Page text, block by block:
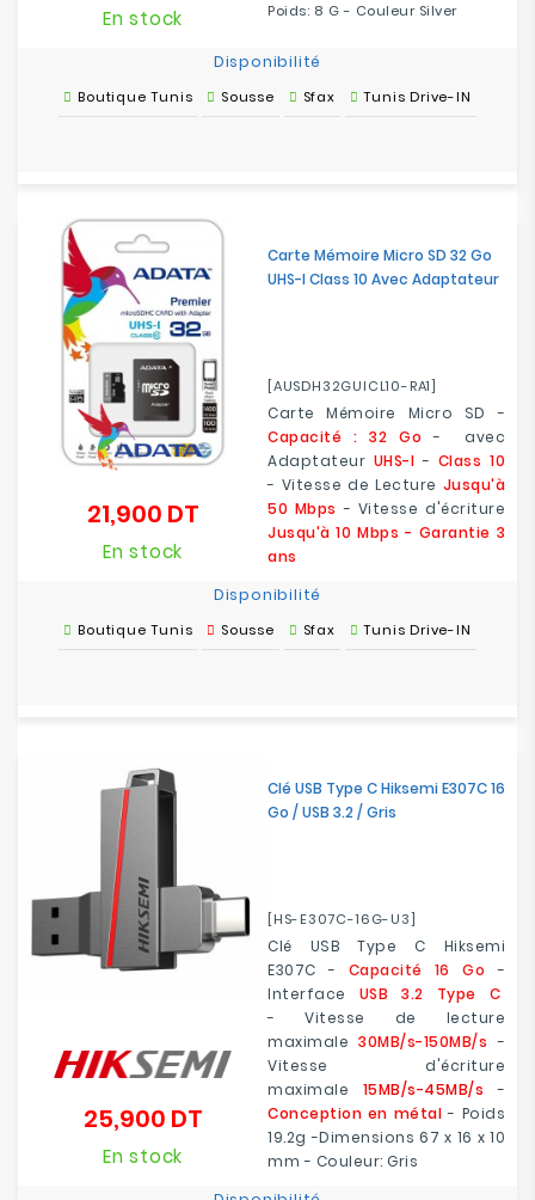
Poids: 8 G - Couleur Silver
En stock
Disponibilité
Boutique Tunis Sousse Sfax Tunis Drive-IN
Carte Mémoire Micro SD 32 Go
UHS-I Class 10 Avec Adaptateur
[AUSDH32GUICL10-RA1]
Carte Mémoire Micro SD -
Capacité : 32 Go - avec
Adaptateur UHS-I - Class 10
- Vitesse de Lecture Jusqu'à
50 Mbps - Vitesse d'écriture
Jusqu'à 10 Mbps - Garantie 3
ans
21,900 DTPrix
En stock
Disponibilité
Boutique Tunis Sousse Sfax Tunis Drive-IN
Clé USB Type C Hiksemi E307C 16
Go / USB 3.2 / Gris
[HS-E307C-16G-U3]
Clé USB Type C Hiksemi
E307C - Capacité 16 Go -
Interface USB 3.2 Type C
- Vitesse de lecture
maximale30MB/s-150MB/s -
Vitesse d'écriture
maximale 15MB/s-45MB/s -
Conception en métal - Poids
19.2g -Dimensions 67 x 16 x 10
mm - Couleur: Gris
25,900 DTPrix
En stock